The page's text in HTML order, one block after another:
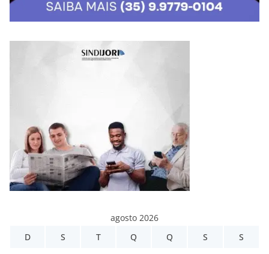
agosto 2026
D
S T Q Q S S